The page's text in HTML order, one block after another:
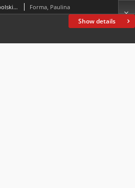
Show details
Odnowienie doktoratu mistrza polskiej pedagogiki profesora Tadeusza Pilcha (29 kwietnia 2022, Warszawa, Polska) Forma, Paulina